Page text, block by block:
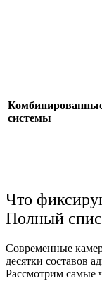
системы
Что
Полный
Современные
десятки составов
Рассмотрим самые